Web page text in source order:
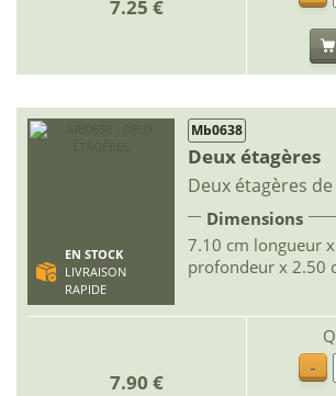
7.25 €
EN STOCK
LIVRAISON
RAPIDE
Mb0638
Deux étagères
Deux étagères
Dimensions
7.10 cm longueur
profondeur x 2.50
7.90 €
-